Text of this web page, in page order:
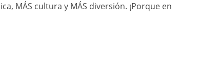
MÁS cultura y MÁS diversión. ¡Porque en